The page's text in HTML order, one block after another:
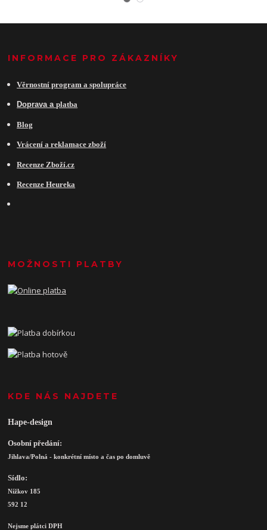
INFORMACE PRO ZÁKAZNÍKY
Věrnostní program a spolupráce
Doprava aplatba
Blog
Vrácení a reklamace zboží
Recenze Zboží.cz
Recenze Heureka
MOŽNOSTI PLATBY
KDE NÁS NAJDETE
Hape-design
Osobní předání:
Jihlava/Polná - konkrétní místo a čas po domluvě
Sídlo:
Nížkov 185
592 12
Nejsme plátci DPH